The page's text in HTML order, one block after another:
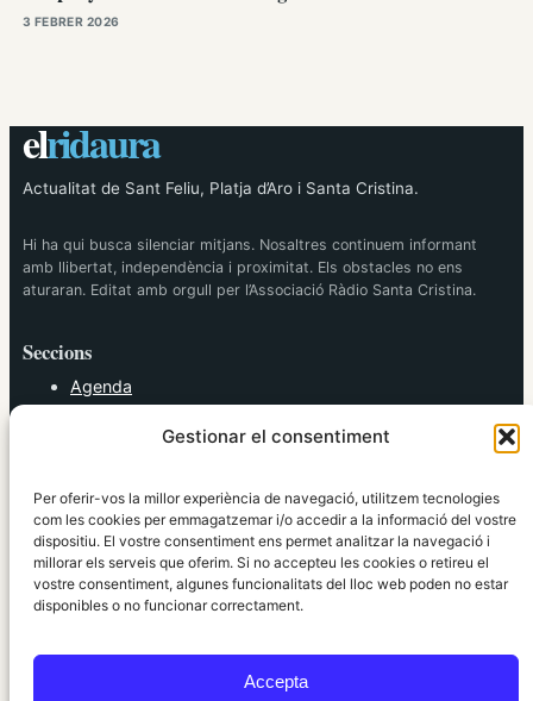
Gestionar el consentiment
Per oferir-vos la millor experiència de navegació, utilitzem tecnologies
com les cookies per emmagatzemar i/o accedir a la informació del vostre
dispositiu. El vostre consentiment ens permet analitzar la navegació i
millorar els serveis que oferim. Si no accepteu les cookies o retireu el
vostre consentiment, algunes funcionalitats del lloc web poden no estar
disponibles o no funcionar correctament.
Accepta
3 FEBRER 2026
elridaura
Actualitat de Sant Feliu, Platja d’Aro i Santa Cristina.
Hi ha qui busca silenciar mitjans. Nosaltres continuem informant
amb llibertat, independència i proximitat. Els obstacles no ens
aturaran. Editat amb orgull per l’Associació Ràdio Santa Cristina.
Seccions
Agenda
Política
Societat
Tendències
elRidaura.com